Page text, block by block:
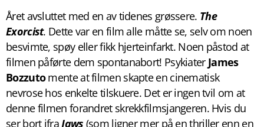
Året avsluttet med en av tidenes grøssere. The
Exorcist. Dette var en film alle måtte se, selv om noen
besvimte, spøy eller fikk hjerteinfarkt. Noen påstod at
filmen påførte dem spontanabort! Psykiater James
Bozzutomente at filmen skapte en cinematisk
nevrose hos enkelte tilskuere. Det er ingen tvil om at
denne filmen forandret skrekkfilmsjangeren. Hvis du
ser bort ifraJaws (som ligner mer på en thriller enn en